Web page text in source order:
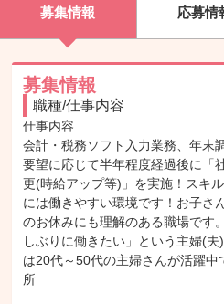
募集情報 応募情
募集情報
職種/仕事内容
仕事内容
会計・税務ソフト入力業務、年末
要望に応じて半年程度経過後に「
更(時給アップ等)」を実施！スキ
には働きやすい環境です！お子さ
のお休みにも理解のある職場です
しぶりに働きたい」という主婦(
は20代～50代の主婦さんが活躍
所